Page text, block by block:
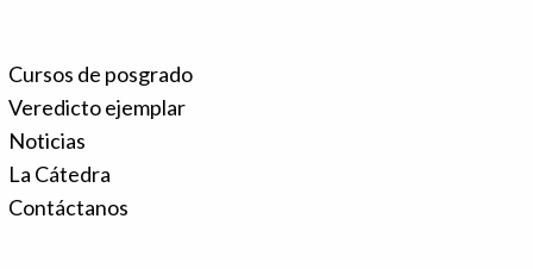
Cursos de posgrado
Veredicto ejemplar
Noticias
La Cátedra
Contáctanos